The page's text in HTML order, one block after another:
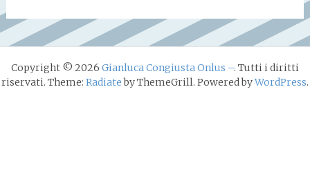
Copyright © 2026 Gianluca Congiusta Onlus –. Tutti i diritti
riservati. Theme: Radiateby ThemeGrill. Powered byWordPress.